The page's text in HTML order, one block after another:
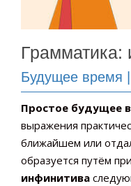
Грамматика:
Будущее время
Простое будущее
выражения
ближайшем или
образуется путём
инфинитива